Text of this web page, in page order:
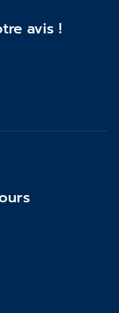
avis !